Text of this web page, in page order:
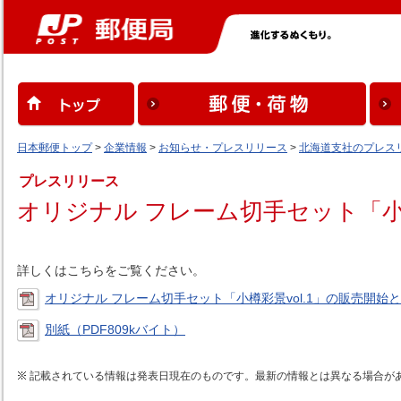
日本郵便トップ> 企業情報 > お知らせ・プレスリリース > 北海道支社のプレス
プレスリリース
オリジナル フレーム切手セット「
詳しくはこちらをご覧ください。
オリジナル フレーム切手セット「小樽彩景vol.1」の販売開始
別紙（PDF809kバイト）
記載されている情報は発表日現在のものです。最新の情報とは異なる場合が